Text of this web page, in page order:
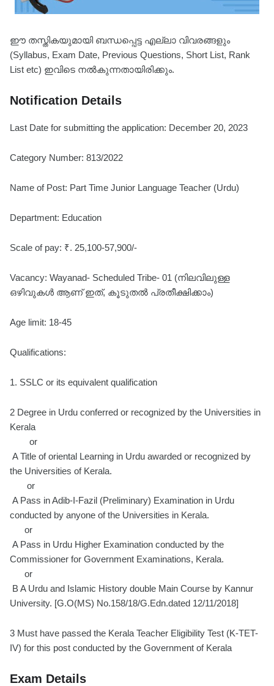
ഈ തസ്തികയുമായി ബന്ധപ്പെട്ട എല്ലാ വിവരങ്ങളും
(Syllabus, Exam Date, Previous Questions, Short List, Rank
List etc) ഇവിടെ നൽകുന്നതായിരിക്കും.
Notification Details
Last Date for submitting the application: December 20, 2023
Category Number: 813/2022
Name of Post: Part Time Junior Language Teacher (Urdu)
Department: Education
Scale of pay: ₹. 25,100-57,900/-
Vacancy: Wayanad- Scheduled Tribe- 01 (നിലവിലുള്ള
ഒഴിവുകൾ ആണ് ഇത്, കൂടുതൽ പ്രതീക്ഷിക്കാം)
Age limit: 18-45
Qualifications:
1. SSLC or its equivalent qualification
2 Degree in Urdu conferred or recognized by the Universities in
Kerala
or
A Title of oriental Learning in Urdu awarded or recognized by
the Universities of Kerala.
or
A Pass in Adib-I-Fazil (Preliminary) Examination in Urdu
conducted by anyone of the Universities in Kerala.
or
A Pass in Urdu Higher Examination conducted by the
Commissioner for Government Examinations, Kerala.
or
B A Urdu and Islamic History double Main Course by Kannur
University. [G.O(MS) No.158/18/G.Edn.dated 12/11/2018]
3 Must have passed the Kerala Teacher Eligibility Test (K-TET-
IV) for this post conducted by the Government of Kerala
Exam Details